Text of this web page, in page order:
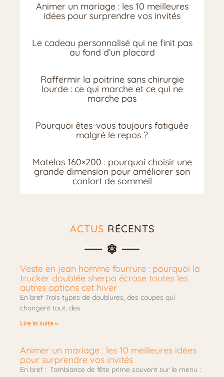
Animer un mariage : les 10 meilleures
idées pour surprendre vos invités
Le cadeau personnalisé qui ne finit pas
au fond d’un placard
Raffermir la poitrine sans chirurgie
lourde : ce qui marche et ce qui ne
marche pas
Pourquoi êtes-vous toujours fatiguée
malgré le repos ?
Matelas 160×200 : pourquoi choisir une
grande dimension pour améliorer son
confort de sommeil
ACTUS RÉCENTS
Veste en jean homme fourrure : pourquoi la
trucker doublée sherpa écrase toutes les
autres options cet hiver
En bref Trois types de doublures, des coupes qui
changent tout, des
Lire la suite »
Animer un mariage : les 10 meilleures idées
pour surprendre vos invités
En bref : l’ambiance de fête prime souvent sur le menu :